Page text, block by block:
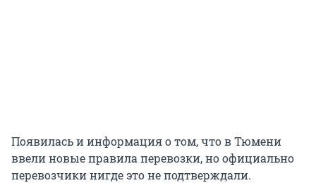
Появилась и информация о том, что в Тюмени
ввели новые правила перевозки, но официально
перевозчики нигде это не подтверждали.